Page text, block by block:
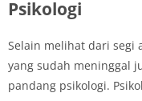
Psikologi
Selain melihat dari segi
yang sudah meninggal
pandang psikologi.